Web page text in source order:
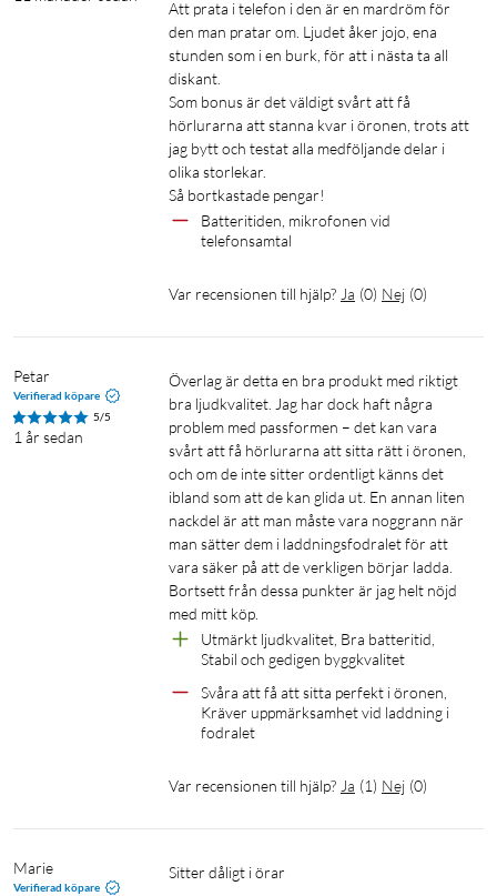
Att prata i telefon i den är en mardröm för
den man pratar om. Ljudet åker jojo, ena
stunden som i en burk, för att i nästa ta all
diskant.
Som bonus är det väldigt svårt att få
hörlurarna att stanna kvar i öronen, trots att
jag bytt och testat alla medföljande delar i
olika storlekar.
Så bortkastade pengar!
Batteritiden, mikrofonen vid
telefonsamtal
Var recensionen till hjälp? Ja (0) Nej (0)
Petar
Verifierad köpare
5/5
1 år sedan
Överlag är detta en bra produkt med riktigt
bra ljudkvalitet. Jag har dock haft några
problem med passformen – det kan vara
svårt att få hörlurarna att sitta rätt i öronen,
och om de inte sitter ordentligt känns det
ibland som att de kan glida ut. En annan liten
nackdel är att man måste vara noggrann när
man sätter dem i laddningsfodralet för att
vara säker på att de verkligen börjar ladda.
Bortsett från dessa punkter är jag helt nöjd
med mitt köp.
Utmärkt ljudkvalitet, Bra batteritid,
Stabil och gedigen byggkvalitet
Svåra att få att sitta perfekt i öronen,
Kräver uppmärksamhet vid laddning i
fodralet
Var recensionen till hjälp? Ja (1) Nej (0)
Marie
Verifierad köpare
Sitter dåligt i örar